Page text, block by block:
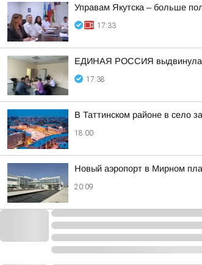
Управам Якутска – больше
17:33
ЕДИНАЯ РОССИЯ выдвинула
17:38
В Таттинском районе в село
18:00
Новый аэропорт в Мирном
20:09